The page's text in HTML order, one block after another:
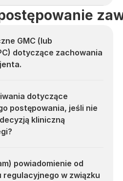
GMC (lub
dotyczące zachowania
dotyczące
postępowania, jeśli nie
kliniczną
powiadomienie od
regulacyjnego w związku